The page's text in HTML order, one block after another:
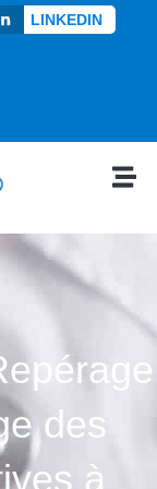
LINKEDIN
des
à